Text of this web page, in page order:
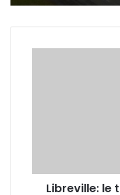
2022
pourLibreville: